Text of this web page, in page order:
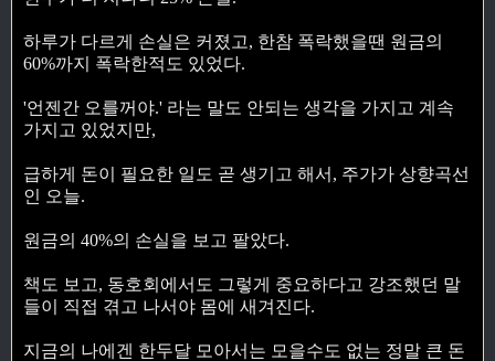
하루가 다르게 손실은 커졌고, 한참 폭락했을땐 원금의
60%까지 폭락한적도 있었다.
'언젠간 오를꺼야.' 라는 말도 안되는 생각을 가지고 계속
가지고 있었지만,
급하게 돈이 필요한 일도 곧 생기고 해서, 주가가 상향곡선
인 오늘.
원금의 40%의 손실을 보고 팔았다.
책도 보고, 동호회에서도 그렇게 중요하다고 강조했던 말
들이 직접 겪고 나서야 몸에 새겨진다.
지금의 나에겐 한두달 모아서는 모을수도 없는 정말 큰 돈